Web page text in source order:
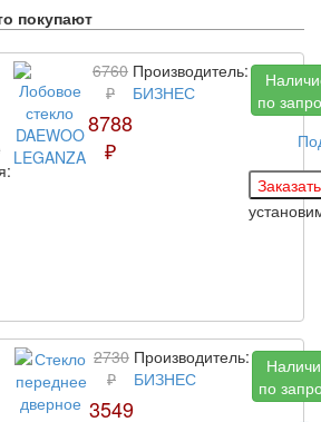
покупают
6760
₽
8788
₽
Производитель:
БИЗНЕС
по
2730
₽
3549
Производитель:
БИЗНЕС
по